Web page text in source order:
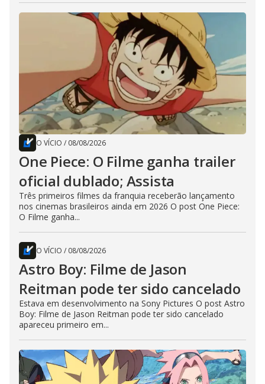
O VÍCIO / 08/08/2026
One Piece: O Filme ganha trailer
oficial dublado; Assista
Três primeiros filmes da franquia receberão lançamento
nos cinemas brasileiros ainda em 2026 O post One Piece:
O Filme ganha...
O VÍCIO / 08/08/2026
Astro Boy: Filme de Jason
Reitman pode ter sido cancelado
Estava em desenvolvimento na Sony Pictures O post Astro
Boy: Filme de Jason Reitman pode ter sido cancelado
apareceu primeiro em...